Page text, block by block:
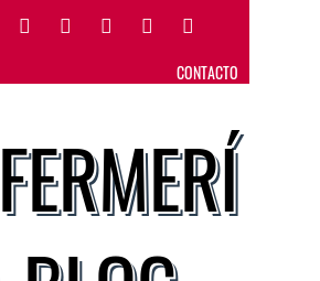
CONTACTO